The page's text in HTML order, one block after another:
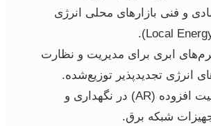
و فنی بازارهای محلی انرژی
ابری برای مدیریت و نظارت
انرژی تجدیدپذیر توزیع‌شده.
کاربرد واقعیت افزوده (AR) در نگهداری و
شبکه برق.